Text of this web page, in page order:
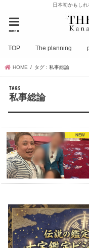
日本初かもし
menu
TOP The planning
HOME タグ : 私事総論
私事総論
NEW